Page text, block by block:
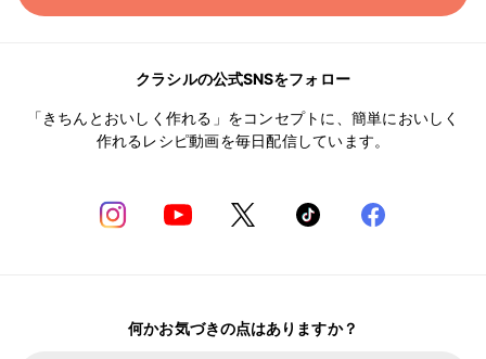
クラシルの公式SNSをフォロー
「きちんとおいしく作れる」をコンセプトに、簡単においしく
作れるレシピ動画を毎日配信しています。
何かお気づきの点はありますか？